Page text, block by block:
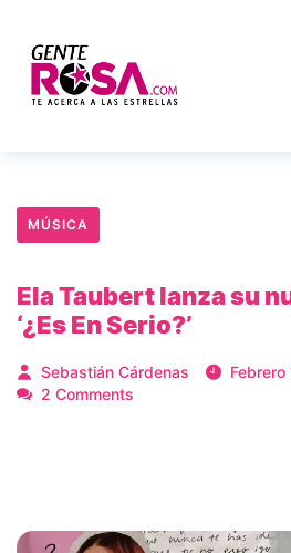
MÚSICA
Ela Taubert lanza su
‘¿Es En Serio?’
Sebastián Cárdenas
Febrero
2 Comments